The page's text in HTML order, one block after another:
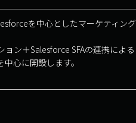
を中心としたマーケティング
ン＋Salesforce SFAの連携による
心に開設します。